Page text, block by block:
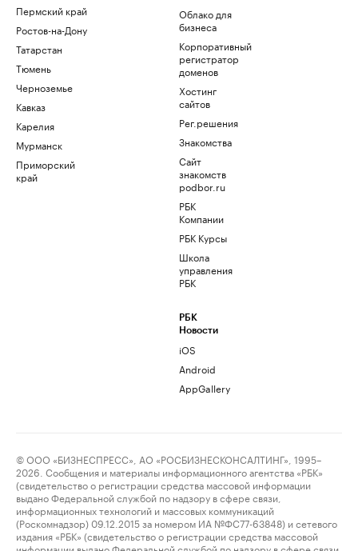
Пермский край
Ростов-на-Дону
Татарстан
Тюмень
Черноземье
Кавказ
Карелия
Мурманск
Приморский
край
Облако для
бизнеса
Корпоративный
регистратор
доменов
Хостинг
сайтов
Рег.решения
Знакомства
Сайт
знакомств
podbor.ru
РБК
Компании
РБК Курсы
Школа
управления
РБК
РБК
Новости
iOS
Android
AppGallery
© ООО «БИЗНЕСПРЕСС», АО «РОСБИЗНЕСКОНСАЛТИНГ», 1995–
2026. Сообщения и материалы информационного агентства «РБК»
(свидетельство о регистрации средства массовой информации
выдано Федеральной службой по надзору в сфере связи,
информационных технологий и массовых коммуникаций
(Роскомнадзор) 09.12.2015 за номером ИА №ФС77-63848) и сетевого
издания «РБК» (свидетельство о регистрации средства массовой